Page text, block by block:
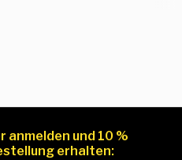
anmelden und 10 %
erhalten: